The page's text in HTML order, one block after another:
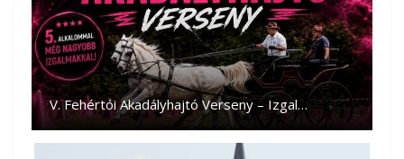
V. Fehértói Akadályhajtó Verseny – Izgal…